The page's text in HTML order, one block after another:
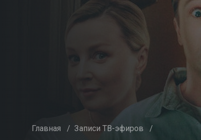
Главная / Записи ТВ-эфиров /